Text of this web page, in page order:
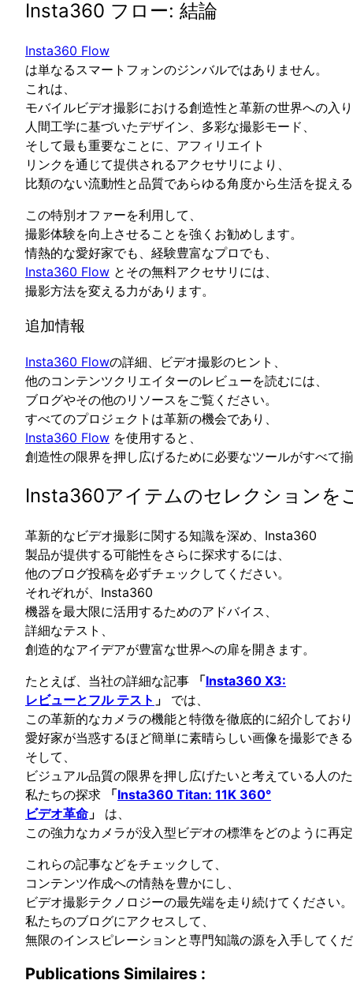
Insta360 フロー: 結論
Insta360 Flow
は単なるスマートフォンのジンバルではありません。
これは、
モバイルビデオ撮影における創造性と革新の世界への入
人間工学に基づいたデザイン、多彩な撮影モード、
そして最も重要なことに、アフィリエイト
リンクを通じて提供されるアクセサリにより、
比類のない流動性と品質であらゆる角度から生活を捉え
この特別オファーを利用して、
撮影体験を向上させることを強くお勧めします。
情熱的な愛好家でも、経験豊富なプロでも、
Insta360 Flow とその無料アクセサリには、
撮影方法を変える力があります。
追加情報
Insta360 Flowの詳細、ビデオ撮影のヒント、
他のコンテンツクリエイターのレビューを読むには、
ブログやその他のリソースをご覧ください。
すべてのプロジェクトは革新の機会であり、
Insta360 Flow を使用すると、
創造性の限界を押し広げるために必要なツールがすべて
Insta360アイテムのセレクションを
革新的なビデオ撮影に関する知識を深め、Insta360
製品が提供する可能性をさらに探求するには、
他のブログ投稿を必ずチェックしてください。
それぞれが、Insta360
機器を最大限に活用するためのアドバイス、
詳細なテスト、
創造的なアイデアが豊富な世界への扉を開きます。
たとえば、当社の詳細な記事
「Insta360 X3:
レビューとフル テスト 」
では、
この革新的なカメラの機能と特徴を徹底的に紹介してお
愛好家が当惑するほど簡単に素晴らしい画像を撮影でき
そして、
ビジュアル品質の限界を押し広げたいと考えている人の
私たちの探求
「Insta360 Titan: 11K 360°
ビデオ革命 」
は、
この強力なカメラが没入型ビデオの標準をどのように再
これらの記事などをチェックして、
コンテンツ作成への情熱を豊かにし、
ビデオ撮影テクノロジーの最先端を走り続けてください。
私たちのブログにアクセスして、
無限のインスピレーションと専門知識の源を入手してく
Publications Similaires :